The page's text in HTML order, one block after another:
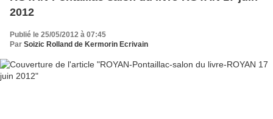
2012
Publié le 25/05/2012 à 07:45
Par Soizic Rolland de Kermorin Ecrivain